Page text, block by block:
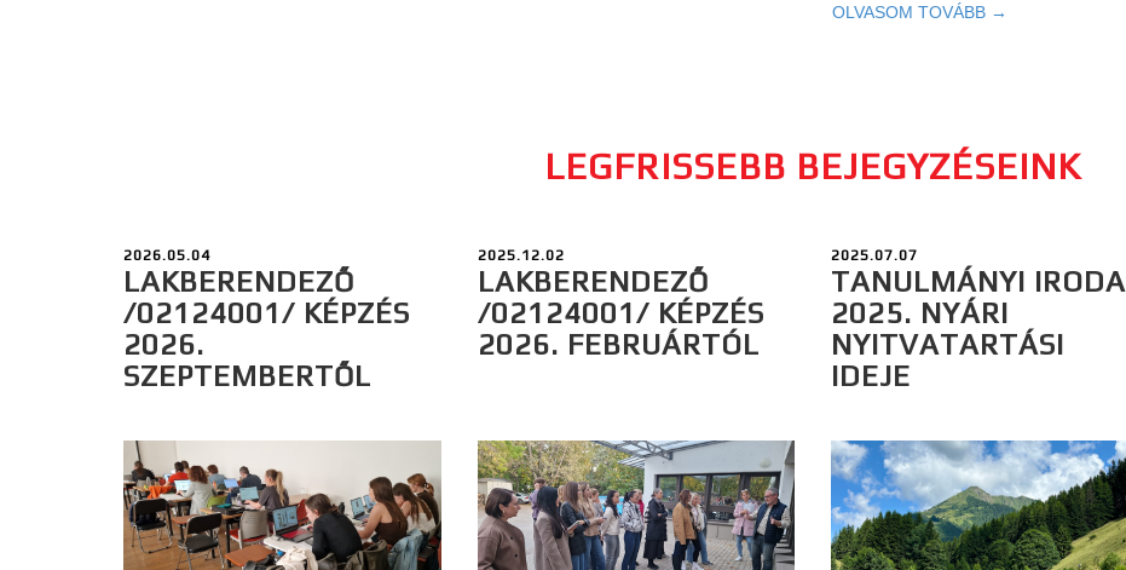
OLVASOM TOVÁBB →
LEGFRISSEBB BEJEGYZÉSEINK
2026.05.04
LAKBERENDEZŐ
/02124001/ KÉPZÉS
2026.
SZEPTEMBERTŐL
2025.12.02
LAKBERENDEZŐ
/02124001/ KÉPZÉS
2026. FEBRUÁRTÓL
2025.07.07
TANULMÁNYI IRODA
2025. NYÁRI
NYITVATARTÁSI
IDEJE